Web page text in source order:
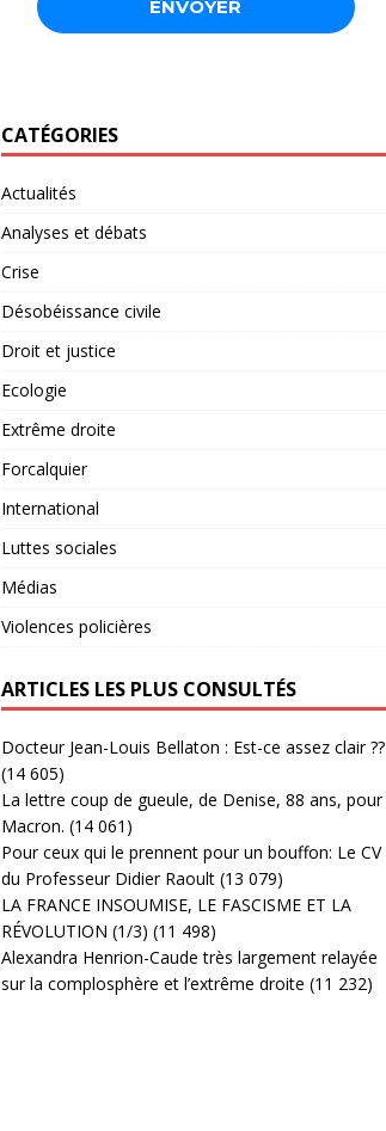
CATÉGORIES
Actualités
Analyses et débats
Crise
Désobéissance civile
Droit et justice
Ecologie
Extrême droite
Forcalquier
International
Luttes sociales
Médias
Violences policières
ARTICLES LES PLUS CONSULTÉS
Docteur Jean-Louis Bellaton : Est-ce assez clair ??
(14 605)
La lettre coup de gueule, de Denise, 88 ans, pour
Macron. (14 061)
Pour ceux qui le prennent pour un bouffon: Le CV
du Professeur Didier Raoult (13 079)
LA FRANCE INSOUMISE, LE FASCISME ET LA
RÉVOLUTION (1/3) (11 498)
Alexandra Henrion-Caude très largement relayée
sur la complosphère et l’extrême droite (11 232)